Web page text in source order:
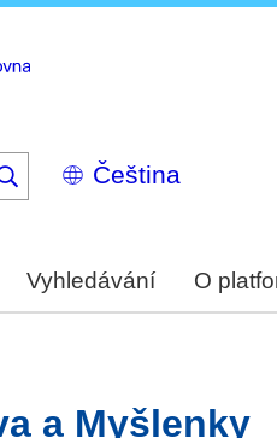
Select
your
Vyhledávání O
a Myšlenky